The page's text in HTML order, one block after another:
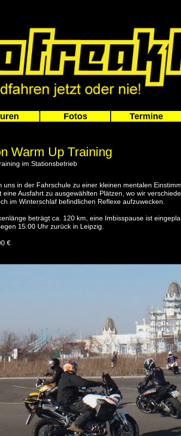
Fotos Termine
Warm Up Training
im Stationsbetrieb
uns in der Fahrschule zu einer kleinen mentalen
eine Ausfahrt zu ausgewählten Plätzen, wo wir
im Winterschlaf befindlichen Reflexe aufzuwecken.
beträgt ca. 120 km, eine Imbisspause ist
15:00 Uhr zurück in Leipzig.
€